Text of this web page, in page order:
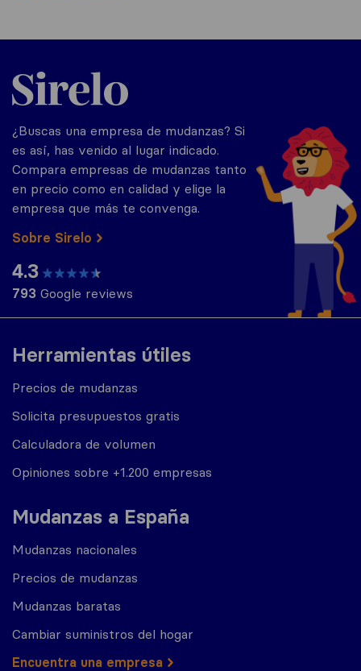
Herramientas útiles
Precios de mudanzas
Solicita presupuestos gratis
Calculadora de volumen
Opiniones sobre +1.200 empresas
Mudanzas a España
Mudanzas nacionales
Precios de mudanzas
Mudanzas baratas
Cambiar suministros del hogar
Encuentra una empresa
Sirelo.es
¿Buscas una empresa de mudanzas? Si
es así, has venido al lugar indicado.
Compara empresas de mudanzas tanto
en precio como en calidad y elige la
empresa que más te convenga.
Sobre Sirelo
4.3
793 Google reviews